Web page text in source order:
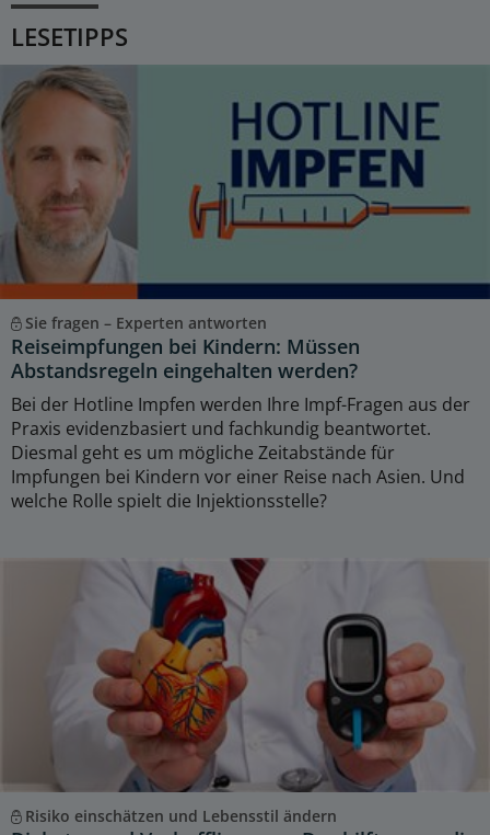
LESETIPPS
Sie fragen – Experten antworten
Reiseimpfungen bei Kindern: Müssen
Abstandsregeln eingehalten werden?
Bei der Hotline Impfen werden Ihre Impf-Fragen aus der
Praxis evidenzbasiert und fachkundig beantwortet.
Diesmal geht es um mögliche Zeitabstände für
Impfungen bei Kindern vor einer Reise nach Asien. Und
welche Rolle spielt die Injektionsstelle?
Risiko einschätzen und Lebensstil ändern